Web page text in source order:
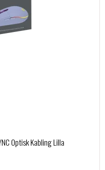
Optisk Kabling Lilla